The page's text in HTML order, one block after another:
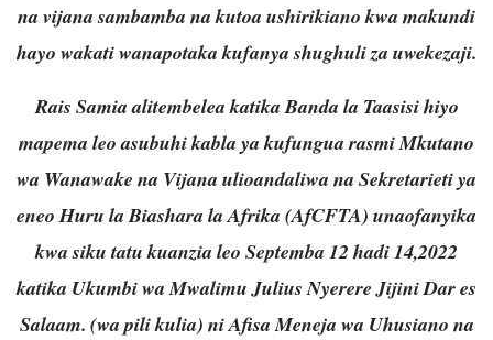
na vijana sambamba na kutoa ushirikiano kwa makundi
hayo wakati wanapotaka kufanya shughuli za uwekezaji.
Rais Samia alitembelea katika Banda la Taasisi hiyo
mapema leo asubuhi kabla ya kufungua rasmi Mkutano
wa Wanawake na Vijana ulioandaliwa na Sekretarieti ya
eneo Huru la Biashara la Afrika (AfCFTA) unaofanyika
kwa siku tatu kuanzia leo Septemba 12 hadi 14,2022
katika Ukumbi wa Mwalimu Julius Nyerere Jijini Dar es
Salaam. (wa pili kulia) ni Afisa Meneja wa Uhusiano na